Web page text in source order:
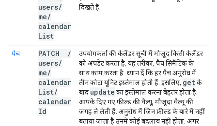
users/
me/
calendar
List
दिखते हैं.
पैच PATCH
/
users/
me/
calendar
List/
calendar
Id
उपयोगकर्ता की कैलेंडर सूची में मौजूद किसी कैलेंडर
को अपडेट करता है. यह तरीका, पैच सिमैंटिक के
साथ काम करता है. ध्यान दें कि हर पैच अनुरोध में
तीन कोटा यूनिट इस्तेमाल होती हैं. इसलिए, getके
बाद update का इस्तेमाल करना बेहतर होता है.
आपके दिए गए फ़ील्ड की वैल्यू, मौजूदा वैल्यू की
जगह ले लेती हैं. अनुरोध में जिन फ़ील्ड के बारे में नहीं
बताया जाता है उनमें कोई बदलाव नहीं होता. अगर